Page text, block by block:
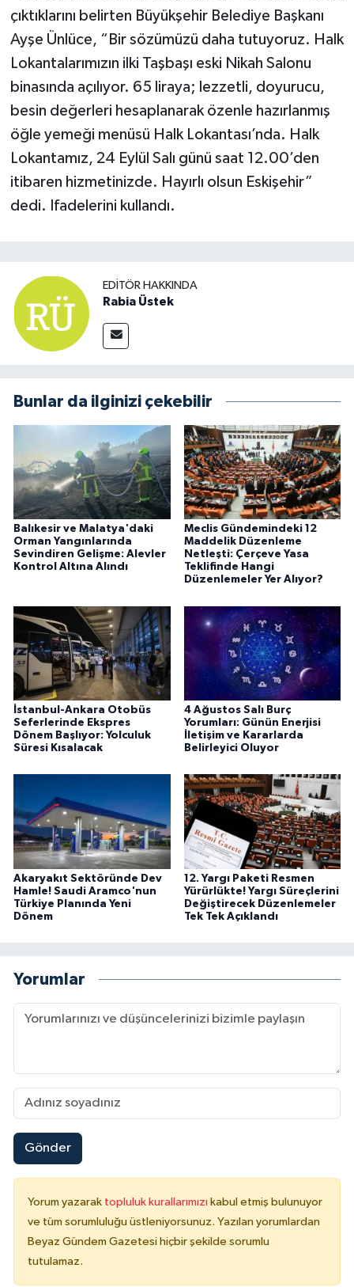
çıktıklarını belirten Büyükşehir Belediye Başkanı
Ayşe Ünlüce, “Bir sözümüzü daha tutuyoruz. Halk
Lokantalarımızın ilki Taşbaşı eski Nikah Salonu
binasında açılıyor. 65 liraya; lezzetli, doyurucu,
besin değerleri hesaplanarak özenle hazırlanmış
öğle yemeği menüsü Halk Lokantası’nda. Halk
Lokantamız, 24 Eylül Salı günü saat 12.00’den
itibaren hizmetinizde. Hayırlı olsun Eskişehir”
dedi. Ifadelerini kullandı.
EDITÖR HAKKINDA
Rabia Üstek
Bunlar da ilginizi çekebilir
Balıkesir ve Malatya'daki
Orman Yangınlarında
Sevindiren Gelişme: Alevler
Kontrol Altına Alındı
Meclis Gündemindeki 12
Maddelik Düzenleme
Netleşti: Çerçeve Yasa
Teklifinde Hangi
Düzenlemeler Yer Alıyor?
İstanbul-Ankara Otobüs
Seferlerinde Ekspres
Dönem Başlıyor: Yolculuk
Süresi Kısalacak
4 Ağustos Salı Burç
Yorumları: Günün Enerjisi
İletişim ve Kararlarda
Belirleyici Oluyor
Akaryakıt Sektöründe Dev
Hamle! Saudi Aramco'nun
Türkiye Planında Yeni
Dönem
12. Yargı Paketi Resmen
Yürürlükte! Yargı Süreçlerini
Değiştirecek Düzenlemeler
Tek Tek Açıklandı
Yorumlar
Gönder
Yorum yazarak topluluk kurallarımızı kabul etmiş bulunuyor
ve tüm sorumluluğu üstleniyorsunuz. Yazılan yorumlardan
Beyaz Gündem Gazetesi hiçbir şekilde sorumlu
tutulamaz.